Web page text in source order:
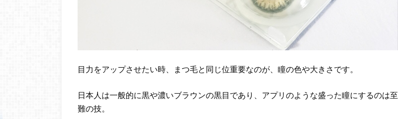
目力をアップさせたい時、まつ毛と同じ位重要なのが、瞳の色や大きさです。
日本人は一般的に黒や濃いブラウンの黒目であり、アプリのような盛った瞳にするのは至
難の技。